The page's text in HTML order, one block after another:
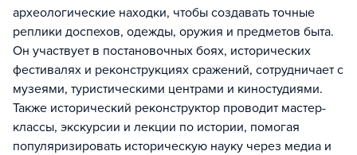
археологические находки, чтобы создавать точные
реплики доспехов, одежды, оружия и предметов быта.
Он участвует в постановочных боях, исторических
фестивалях и реконструкциях сражений, сотрудничает с
музеями, туристическими центрами и киностудиями.
Также исторический реконструктор проводит мастер-
классы, экскурсии и лекции по истории, помогая
популяризировать историческую науку через медиа и